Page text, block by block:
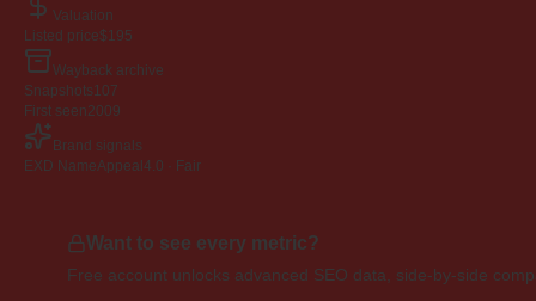
Valuation
Listed price$195
Wayback archive
Snapshots 107
First seen2009
Brand signals
EXD NameAppeal 4.0 · Fair
Want to see every metric?
Free account unlocks advanced SEO data, side-by-side